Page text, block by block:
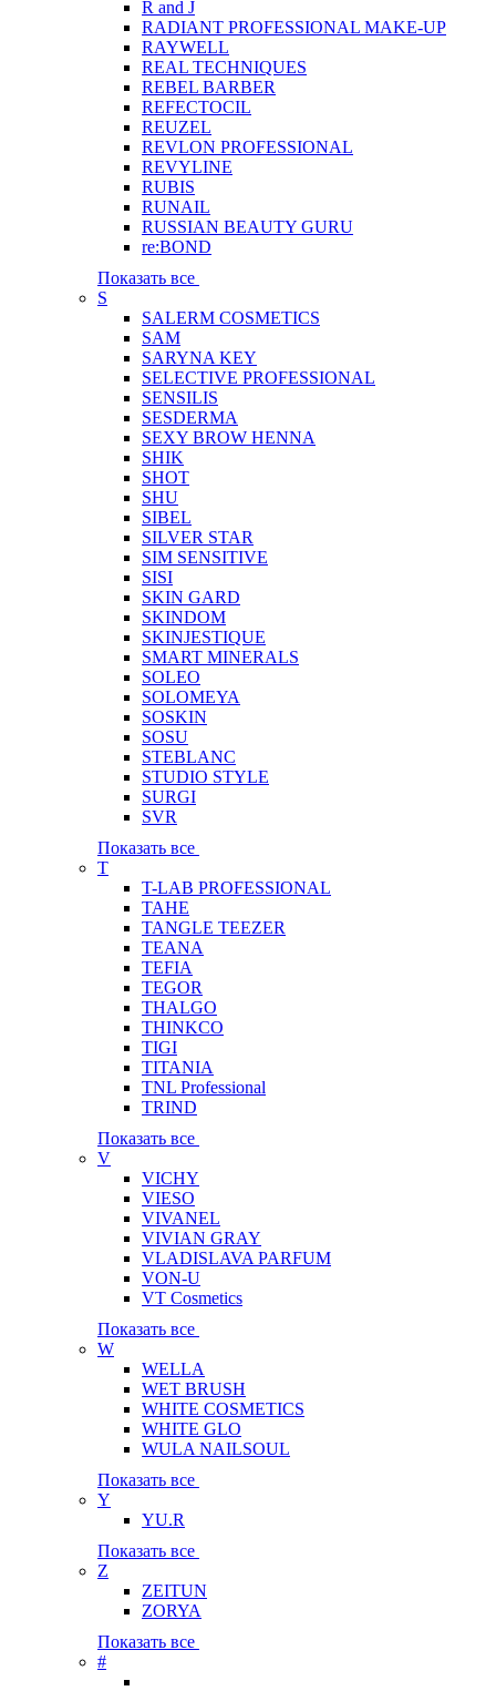
R and J
RADIANT PROFESSIONAL MAKE-UP
RAYWELL
REAL TECHNIQUES
REBEL BARBER
REFECTOCIL
REUZEL
REVLON PROFESSIONAL
REVYLINE
RUBIS
RUNAIL
RUSSIAN BEAUTY GURU
re:BOND
Показать все
S
SALERM COSMETICS
SAM
SARYNA KEY
SELECTIVE PROFESSIONAL
SENSILIS
SESDERMA
SEXY BROW HENNA
SHIK
SHOT
SHU
SIBEL
SILVER STAR
SIM SENSITIVE
SISI
SKIN GARD
SKINDOM
SKINJESTIQUE
SMART MINERALS
SOLEO
SOLOMEYA
SOSKIN
SOSU
STEBLANC
STUDIO STYLE
SURGI
SVR
Показать все
T
T-LAB PROFESSIONAL
TAHE
TANGLE TEEZER
TEANA
TEFIA
TEGOR
THALGO
THINKCO
TIGI
TITANIA
TNL Professional
TRIND
Показать все
V
VICHY
VIESO
VIVANEL
VIVIAN GRAY
VLADISLAVA PARFUM
VON-U
VT Cosmetics
Показать все
W
WELLA
WET BRUSH
WHITE COSMETICS
WHITE GLO
WULA NAILSOUL
Показать все
Y
YU.R
Показать все
Z
ZEITUN
ZORYA
Показать все
#